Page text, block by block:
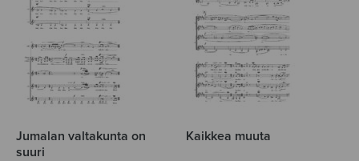
Jumalan valtakunta on
suuri
Kaikkea muuta